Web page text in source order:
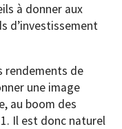
à donner aux
d’investissement
rendements de
une image
au boom des
Il est donc naturel